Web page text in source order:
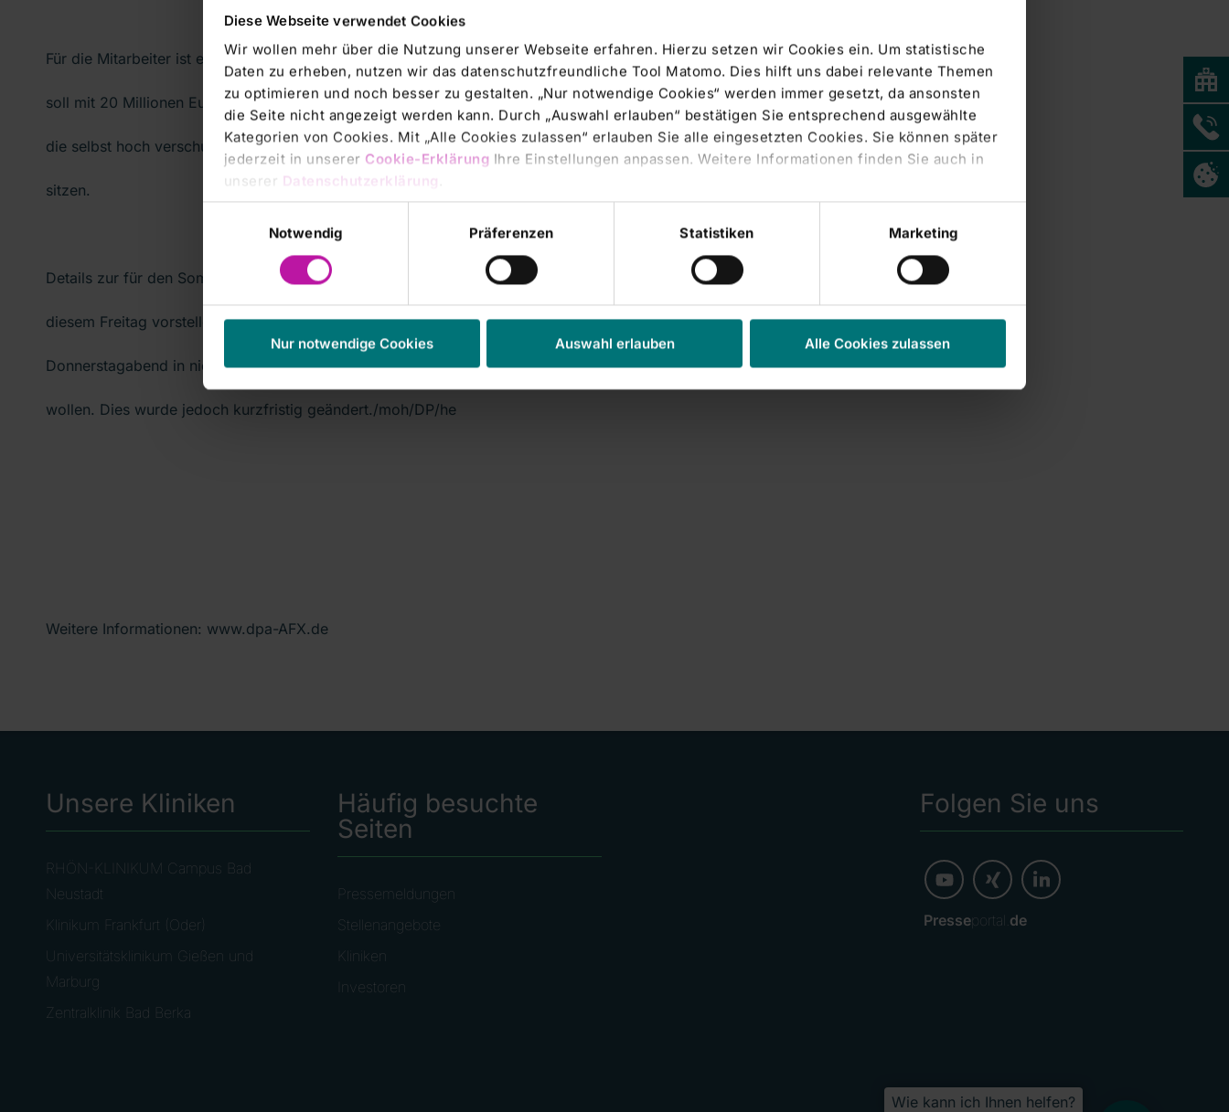
Diese Webseite verwendet Cookies
Wir wollen mehr über die Nutzung unserer Webseite erfahren. Hierzu setzen wir Cookies ein. Um statistische
Daten zu erheben, nutzen wir das datenschutzfreundliche Tool Matomo. Dies hilft uns dabei relevante Themen
zu optimieren und noch besser zu gestalten. „Nur notwendige Cookies“ werden immer gesetzt, da ansonsten
die Seite nicht angezeigt werden kann. Durch „Auswahl erlauben“ bestätigen Sie entsprechend ausgewählte
Kategorien von Cookies. Mit „Alle Cookies zulassen“ erlauben Sie alle eingesetzten Cookies. Sie können später
jederzeit in unserer Cookie-Erklärung Ihre Einstellungen anpassen. Weitere Informationen finden Sie auch in
unserer Datenschutzerklärung
Notwendig
Präferenzen Statistiken Marketing
Nur notwendige Cookies Auswahl erlauben Alle Cookies zulassen
Für die Mitarbeiter ist ein Fonds für Aus- und Weiterbildung geplant. Er
soll mit 20 Millionen Euro gefüllt werden. Im Gegenzug für die Leistungen bleibt
die selbst hoch verschuldete Stadt auf einem dreistelligen Millionenbetrag
sitzen.
Details zur für den Sommer geplanten Übernahme wollen Sana und die Stadt an
diesem Freitag vorstellen. Ursprünglich hatten die Stadtverordneten am
Donnerstagabend in nicht öffentlicher Sitzung über den Verkauf entscheiden
wollen. Dies wurde jedoch kurzfristig geändert./moh/DP/he
Weitere Informationen: www.dpa-AFX.de
Unsere Kliniken
RHÖN-KLINIKUM Campus Bad
Neustadt
Klinikum Frankfurt (Oder)
Universitätsklinikum Gießen und
Marburg
Zentralklinik Bad Berka
Häufig besuchte
Seiten
Pressemeldungen
Stellenangebote
Kliniken
Investoren
Folgen Sie uns
Presseportal. de
Wie kann ich Ihnen helfen?